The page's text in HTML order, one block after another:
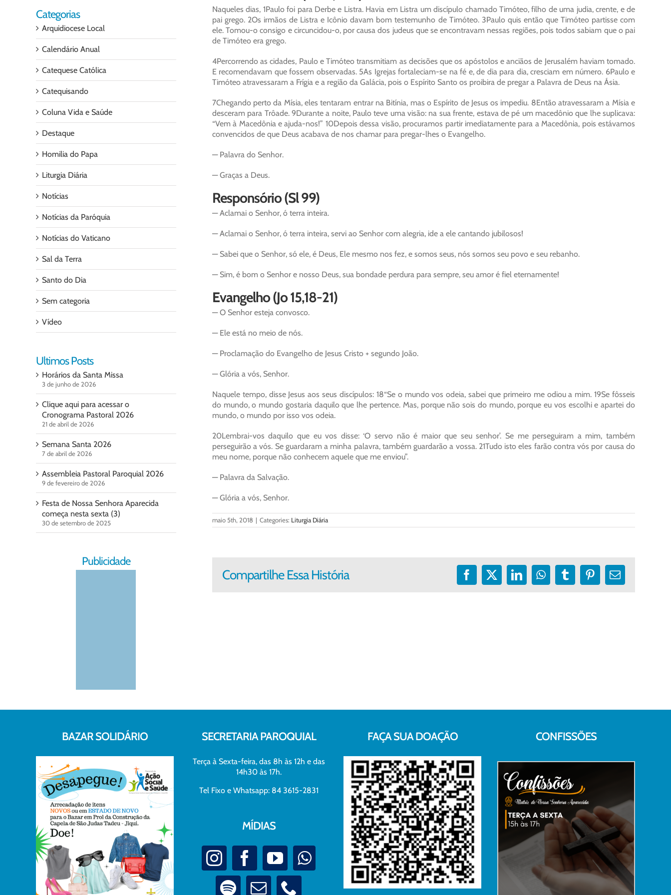
Naqueles dias, 1Paulo foi para Derbe e Listra. Havia em Listra um discípulo chamado Timóteo, filho de uma judia, crente, e de
pai grego. 2Os irmãos de Listra e Icônio davam bom testemunho de Timóteo. 3Paulo quis então que Timóteo partisse com
ele. Tomou-o consigo e circuncidou-o, por causa dos judeus que se encontravam nessas regiões, pois todos sabiam que o pai
de Timóteo era grego.
4Percorrendo as cidades, Paulo e Timóteo transmitiam as decisões que os apóstolos e anciãos de Jerusalém haviam tomado.
E recomendavam que fossem observadas. 5As Igrejas fortaleciam-se na fé e, de dia para dia, cresciam em número. 6Paulo e
Timóteo atravessaram a Frígia e a região da Galácia, pois o Espírito Santo os proibira de pregar a Palavra de Deus na Ásia.
7Chegando perto da Mísia, eles tentaram entrar na Bitínia, mas o Espírito de Jesus os impediu. 8Então atravessaram a Mísia e
desceram para Trôade. 9Durante a noite, Paulo teve uma visão: na sua frente, estava de pé um macedônio que lhe suplicava:
“Vem à Macedônia e ajuda-nos!” 10Depois dessa visão, procuramos partir imediatamente para a Macedônia, pois estávamos
convencidos de que Deus acabava de nos chamar para pregar-lhes o Evangelho.
— Palavra do Senhor.
— Graças a Deus.
Responsório (Sl 99)
— Aclamai o Senhor, ó terra inteira.
— Aclamai o Senhor, ó terra inteira, servi ao Senhor com alegria, ide a ele cantando jubilosos!
— Sabei que o Senhor, só ele, é Deus, Ele mesmo nos fez, e somos seus, nós somos seu povo e seu rebanho.
— Sim, é bom o Senhor e nosso Deus, sua bondade perdura para sempre, seu amor é fiel eternamente!
Evangelho (Jo 15,18-21)
— O Senhor esteja convosco.
— Ele está no meio de nós.
— Proclamação do Evangelho de Jesus Cristo + segundo João.
— Glória a vós, Senhor.
Naquele tempo, disse Jesus aos seus discípulos: 18“Se o mundo vos odeia, sabei que primeiro me odiou a mim. 19Se fôsseis
do mundo, o mundo gostaria daquilo que lhe pertence. Mas, porque não sois do mundo, porque eu vos escolhi e apartei do
mundo, o mundo por isso vos odeia.
20Lembrai-vos daquilo que eu vos disse: ‘O servo não é maior que seu senhor’. Se me perseguiram a mim, também
perseguirão a vós. Se guardaram a minha palavra, também guardarão a vossa. 21Tudo isto eles farão contra vós por causa do
meu nome, porque não conhecem aquele que me enviou”.
— Palavra da Salvação.
— Glória a vós, Senhor.
maio 5th, 2018 | Categories: Liturgia Diária
Compartilhe Essa História Facebook
X LinkedInWhatsApp
TumblrPinterest
E-
Categorias
Arquidiocese Local
Calendário Anual
Catequese Católica
Catequisando
Coluna Vida e Saúde
Destaque
Homilia do Papa
Liturgia Diária
Notícias
Notícias da Paróquia
Notícias do Vaticano
Sal da Terra
Santo do Dia
Sem categoria
Vídeo
Ultimos Posts
Horários da Santa Missa
3 de junho de 2026
Clique aqui para acessar o
Cronograma Pastoral 2026
21 de abril de 2026
Semana Santa 2026
7 de abril de 2026
Assembleia Pastoral Paroquial 2026
9 de fevereiro de 2026
Festa de Nossa Senhora Aparecida
começa nesta sexta (3)
30 de setembro de 2025
Publicidade
BAZAR SOLIDÁRIO SECRETARIA PAROQUIAL
Terça à Sexta-feira, das 8h às 12h e das
14h30 às 17h.
Tel Fixo e Whatsapp: 84 3615-2831
MÍDIAS
FAÇA SUA DOAÇÃO CONFISSÕES